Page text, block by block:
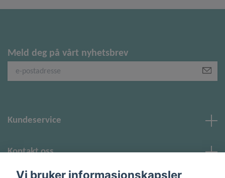
Meld deg på vårt nyhetsbrev
Kundeservice
Kontakt oss
Vi bruker informasjonskapsler